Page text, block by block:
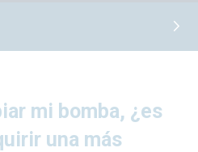
mi bomba, ¿es
una más